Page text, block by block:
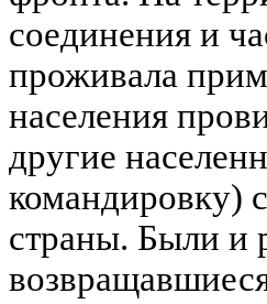
соединения и
проживала
населения
другие
командировку)
страны. Были и